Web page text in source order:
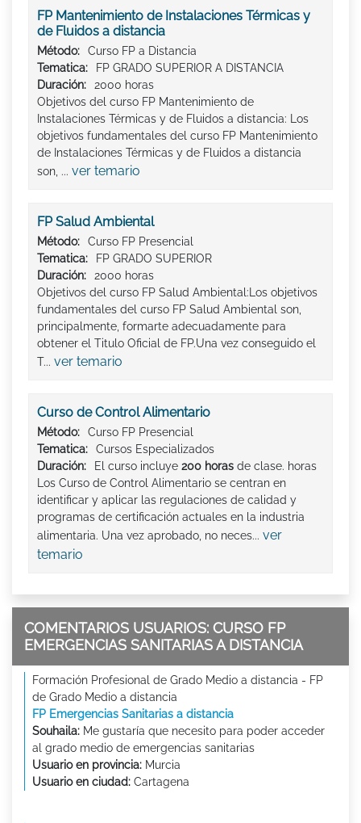
FP Mantenimiento de Instalaciones Térmicas y
de Fluidos a distancia
Método:
Curso FP a Distancia
Tematica:
FP GRADO SUPERIOR A DISTANCIA
Duración:
2000 horas
Objetivos del curso FP Mantenimiento de
Instalaciones Térmicas y de Fluidos a distancia: Los
objetivos fundamentales del curso FP Mantenimiento
de Instalaciones Térmicas y de Fluidos a distancia
son, ... ver temario
FP Salud Ambiental
Método:
Curso FP Presencial
Tematica:
FP GRADO SUPERIOR
Duración:
2000 horas
Objetivos del curso FP Salud Ambiental:Los objetivos
fundamentales del curso FP Salud Ambiental son,
principalmente, formarte adecuadamente para
obtener el Titulo Oficial de FP.Una vez conseguido el
T... ver temario
Curso de Control Alimentario
Método:
Curso FP Presencial
Tematica:
Cursos Especializados
Duración:
El curso incluye 200 horas de clase. horas
Los Curso de Control Alimentario se centran en
identificar y aplicar las regulaciones de calidad y
programas de certificación actuales en la industria
alimentaria. Una vez aprobado, no neces... ver
temario
COMENTARIOS USUARIOS: CURSO FP
EMERGENCIAS SANITARIAS A DISTANCIA
Formación Profesional de Grado Medio a distancia - FP
de Grado Medio a distancia
FP Emergencias Sanitarias a distancia
Souhaila: Me gustaría que necesito para poder acceder
al grado medio de emergencias sanitarias
Usuario en provincia: Murcia
Usuario en ciudad: Cartagena